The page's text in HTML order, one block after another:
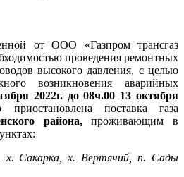
от ООО «Газпром трансгаз
проведения ремонтных
высокого давления, с целью
возникновения аварийных
2022г. до 08ч.00 13 октября
поставка газа
района,проживающим в
х. Сакарка, х. Вертячий, п. Сады